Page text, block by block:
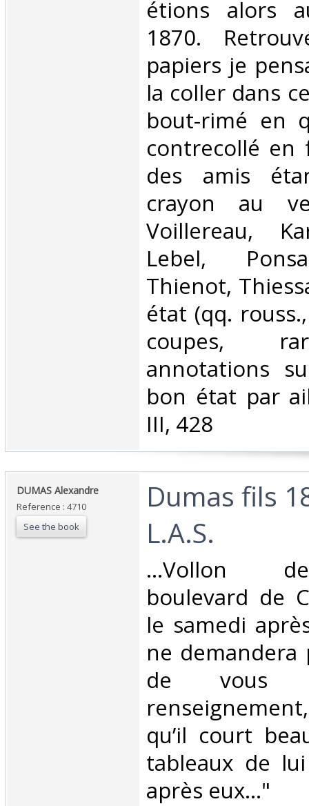
étions alors
1870.
papiers je
la coller dans
bout-rimé en
contrecollé en
des amis
crayon au
Voillereau,
Lebel,
Thienot,
état (qq.
coupes,
annotations
bon état par
III, 428‎
‎DUMAS Alexandre‎
Reference : 4710
See the book
‎Dumas fils
L.A.S. ‎
‎...Vollon
boulevard de
le samedi
ne demandera
de vous
qu’il court
tableaux de
après eux…" ‎